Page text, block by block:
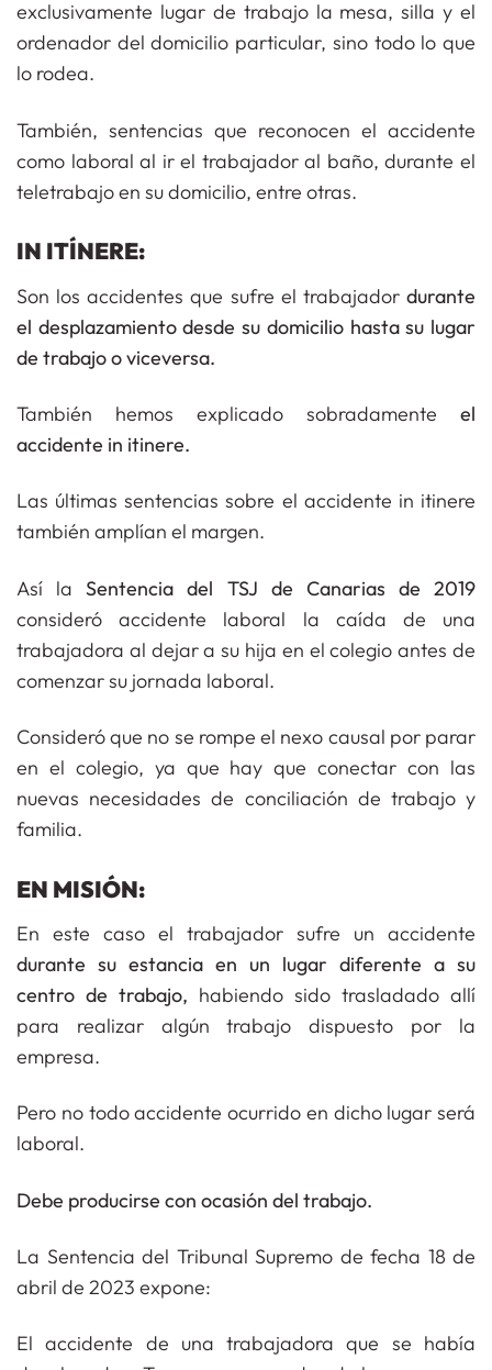
exclusivamente lugar de trabajo la mesa, silla y el
ordenador del domicilio particular, sino todo lo que
lo rodea.
También, sentencias que reconocen el accidente
como laboral al ir el trabajador al baño, durante el
teletrabajo en su domicilio, entre otras.
IN ITÍNERE:
Son los accidentes que sufre el trabajador durante
el desplazamiento desde su domicilio hasta su lugar
de trabajo o viceversa.
También hemos explicado sobradamente el
accidente in itinere.
Las últimas sentencias sobre el accidente in itinere
también amplían el margen.
Así laSentencia del TSJ de Canarias de 2019
consideró accidente laboral la caída de una
trabajadora al dejar a su hija en el colegio antes de
comenzar su jornada laboral.
Consideró que no se rompe el nexo causal por parar
en el colegio, ya que hay que conectar con las
nuevas necesidades de conciliación de trabajo y
familia.
EN MISIÓN:
En este caso el trabajador sufre un accidente
durante su estancia en un lugar diferente a su
centro de trabajo, habiendo sido trasladado allí
para realizar algún trabajo dispuesto por la
empresa.
Pero no todo accidente ocurrido en dicho lugar será
laboral.
Debe producirse con ocasión del trabajo.
La Sentencia del Tribunal Supremo de fecha 18 de
abril de 2023 expone:
El accidente de una trabajadora que se había